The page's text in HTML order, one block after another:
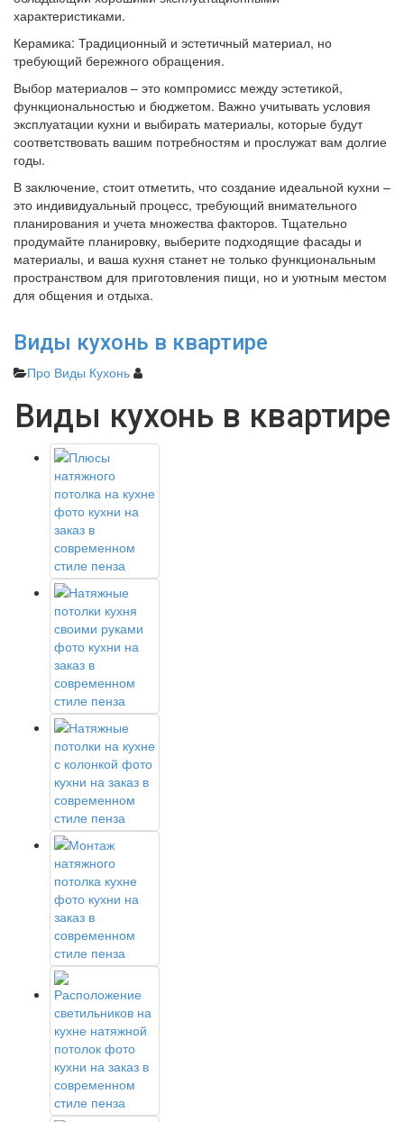
характеристиками.
Керамика: Традиционный и эстетичный материал, но
требующий бережного обращения.
Выбор материалов – это компромисс между эстетикой,
функциональностью и бюджетом. Важно учитывать условия
эксплуатации кухни и выбирать материалы, которые будут
соответствовать вашим потребностям и прослужат вам долгие
годы.
В заключение, стоит отметить, что создание идеальной кухни –
это индивидуальный процесс, требующий внимательного
планирования и учета множества факторов. Тщательно
продумайте планировку, выберите подходящие фасады и
материалы, и ваша кухня станет не только функциональным
пространством для приготовления пищи, но и уютным местом
для общения и отдыха.
Виды кухонь в квартире
Про Виды Кухонь
Виды кухонь в квартире